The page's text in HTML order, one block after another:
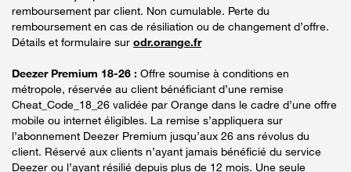
remboursement par client. Non cumulable. Perte du
remboursement en cas de résiliation ou de changement d’offre.
Détails et formulaire sur odr.orange.fr
Deezer Premium 18-26 : Offre soumise à conditions en
métropole, réservée au client bénéficiant d’une remise
Cheat_Code_18_26 validée par Orange dans le cadre d’une offre
mobile ou internet éligibles. La remise s’appliquera sur
l’abonnement Deezer Premium jusqu’aux 26 ans révolus du
client. Réservé aux clients n’ayant jamais bénéficié du service
Deezer ou l’ayant résilié depuis plus de 12 mois. Une seule